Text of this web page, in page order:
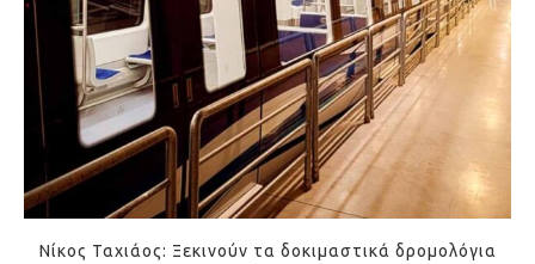
Νίκος Ταχιάος: Ξεκινούν τα δοκιμαστικά δρομολόγια